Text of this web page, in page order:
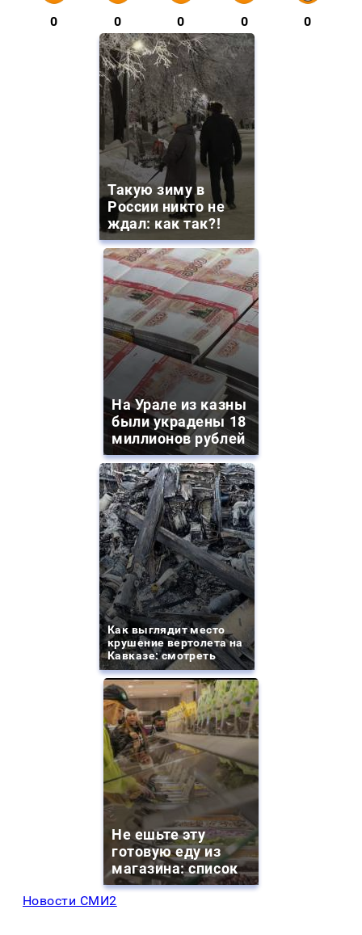
0 0 0 0 0
Такую зиму в
России никто не
ждал: как так?!
На Урале из казны
были украдены 18
миллионов рублей
Как выглядит место
крушение вертолета на
Кавказе: смотреть
Не ешьте эту
готовую еду из
магазина: список
Новости СМИ2